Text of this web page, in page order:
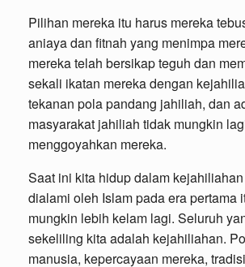
Pilihan mereka itu harus mereka
aniaya dan fitnah yang menimpa
mereka telah bersikap teguh dan
sekali ikatan mereka dengan
tekanan pola pandang jahiliah, dan
masyarakat jahiliah tidak mungkin
menggoyahkan mereka.
Saat ini kita hidup dalam
dialami oleh Islam pada era pertama
mungkin lebih kelam lagi. Seluruh
sekeliling kita adalah kejahiliahan.
manusia, kepercayaan mereka,